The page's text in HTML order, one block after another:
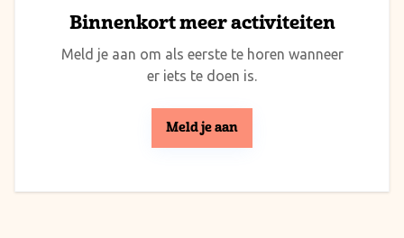
Binnenkort meer activiteiten
Meld je aan om als eerste te horen wanneer
er iets te doen is.
Meld je aan